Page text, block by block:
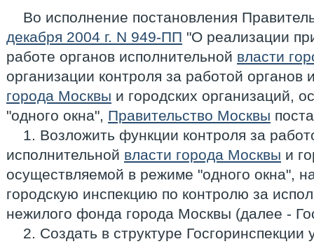
Во исполнение постановления
декабря 2004 г. N 949-ПП "О реализации
работе органов исполнительной власти
организации контроля за работой органов
города Москвы и городских организаций,
"одного окна", Правительство Москвы
1. Возложить функции контроля за
исполнительной власти города Москвы и
осуществляемой в режиме "одного окна",
городскую инспекцию по контролю за
нежилого фонда города Москвы (далее -
2. Создать в структуре